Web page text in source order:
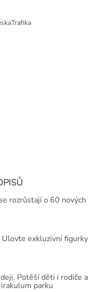
rozrůstají o 60 nových
Ulovte exkluzivní figurky
Potěší děti i rodiče a
parku